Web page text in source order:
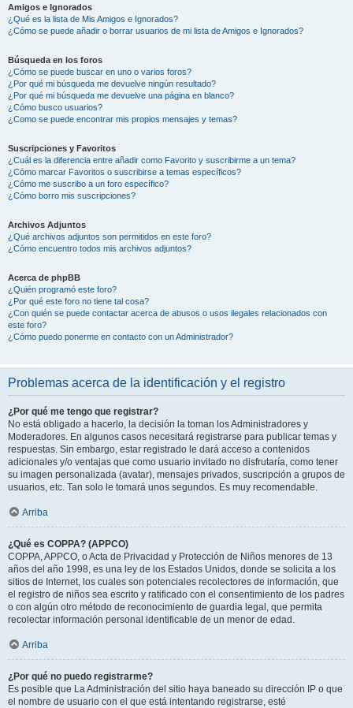
Amigos e Ignorados
¿Qué es la lista de Mis Amigos e Ignorados?
¿Cómo se puede añadir o borrar usuarios de mi lista de Amigos e Ignorados?
Búsqueda en los foros
¿Cómo se puede buscar en uno o varios foros?
¿Por qué mi búsqueda me devuelve ningún resultado?
¿Por qué mi búsqueda me devuelve una página en blanco?
¿Cómo busco usuarios?
¿Como se puede encontrar mis propios mensajes y temas?
Suscripciones y Favoritos
¿Cuál es la diferencia entre añadir como Favorito y suscribirme a un tema?
¿Cómo marcar Favoritos o suscribirse a temas específicos?
¿Cómo me suscribo a un foro específico?
¿Cómo borro mis suscripciones?
Archivos Adjuntos
¿Qué archivos adjuntos son permitidos en este foro?
¿Cómo encuentro todos mis archivos adjuntos?
Acerca de phpBB
¿Quién programó este foro?
¿Por qué este foro no tiene tal cosa?
¿Con quién se puede contactar acerca de abusos o usos ilegales relacionados con
este foro?
¿Cómo puedo ponerme en contacto con un Administrador?
Problemas acerca de la identificación y el registro
¿Por qué me tengo que registrar?
No está obligado a hacerlo, la decisión la toman los Administradores y
Moderadores. En algunos casos necesitará registrarse para publicar temas y
respuestas. Sin embargo, estar registrado le dará acceso a contenidos
adicionales y/o ventajas que como usuario invitado no disfrutaría, como tener
su imagen personalizada (avatar), mensajes privados, suscripción a grupos de
usuarios, etc. Tan solo le tomará unos segundos. Es muy recomendable.
Arriba
¿Qué es COPPA? (APPCO)
COPPA, APPCO, o Acta de Privacidad y Protección de Niños menores de 13
años del año 1998, es una ley de los Estados Unidos, donde se solicita a los
sitios de Internet, los cuales son potenciales recolectores de información, que
el registro de niños sea escrito y ratificado con el consentimiento de los padres
o con algún otro método de reconocimiento de guardia legal, que permita
recolectar información personal identificable de un menor de edad.
Arriba
¿Por qué no puedo registrarme?
Es posible que La Administración del sitio haya baneado su dirección IP o que
el nombre de usuario con el que está intentando registrarse, esté